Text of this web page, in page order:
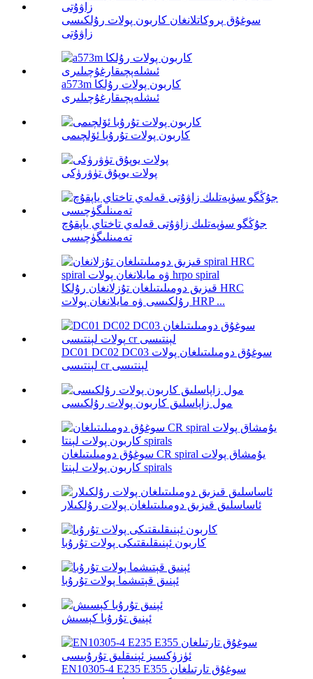
سوغۇق پروكاتلانغان كاربون پولات رۇلكىسى
زاۋۇتى
a573m كاربون پولات رۇلكا
ئىشلەپچىقارغۇچىلىرى
كاربون پولات تۇرۇبا ئۆلچىمى
پولات يوپۇق تۈۋرۈكى
جۇڭگو سۈپەتلىك زاۋۇتى قەلەي تاختاي ياپقۇچ
تەمىنلىگۈچىسى
قىزىق دومىلىتىلغان تۇزلانغان رۇلكا HRC
رۇلكىسى ۋە مايلانغان پولات HRP ...
DC01 DC02 DC03 سوغۇق دومىلىتىلغان پولات
لېنتىسى cr لېنتىسى
مول زاپاسلىق كاربون پولات رۇلكىسى
سوغۇق دومىلىتىلغان CR spiral يۇمشاق پولات
كاربون پولات لېنتا spirals
ئاساسلىق قىزىق دومىلىتىلغان پولات رۇلكىلار
كاربون ئېنىقلىقتىكى پولات تۇرۇبا
ئېنىق قېتىشما پولات تۇرۇبا
ئېنىق تۇرۇبا كېسىش
EN10305-4 E235 E355 سوغۇق تارتىلغان